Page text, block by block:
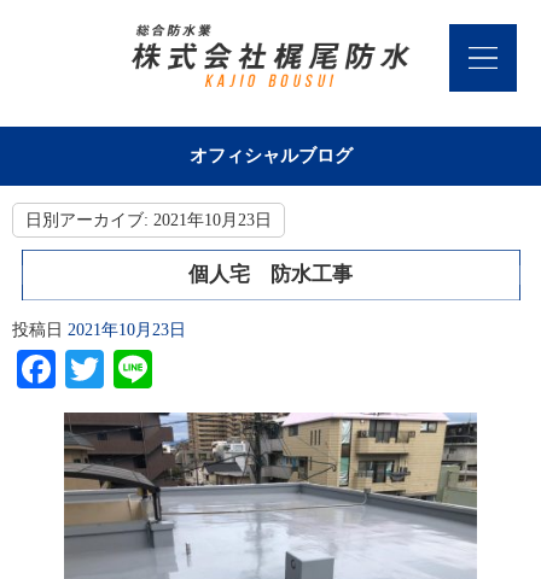
オフィシャルブログ
日別アーカイブ: 2021年10月23日
個人宅 防水工事
投稿日 2021年10月23日
Facebook
Twitter